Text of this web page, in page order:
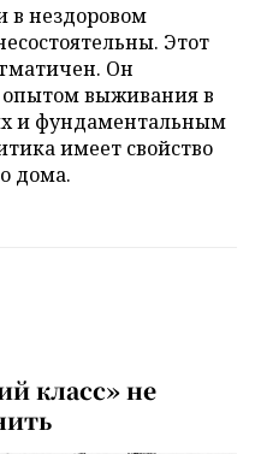
в нездоровом
Этот
Он
опытом выживания в
и фундаментальным
имеет свойство
дома.
класс» не